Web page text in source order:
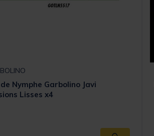
Nymphe Garbolino Javi
Lisses x4